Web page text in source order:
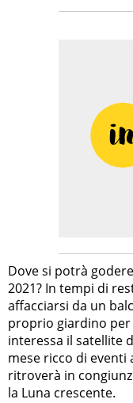
Dove si potrà
2021? In tempi di
affacciarsi da un
proprio giardino
interessa il satellite
mese ricco di eventi
ritroverà in
la Luna crescente.